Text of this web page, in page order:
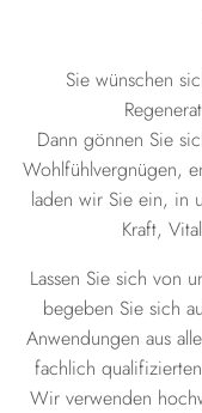
Sie wünschen
Dann gönnen Sie
Wohlfühlvergnügen,
laden wir Sie ein, in
Kraft,
Lassen Sie sich von
begeben Sie sich
Anwendungen aus
fachlich
Wir verwenden